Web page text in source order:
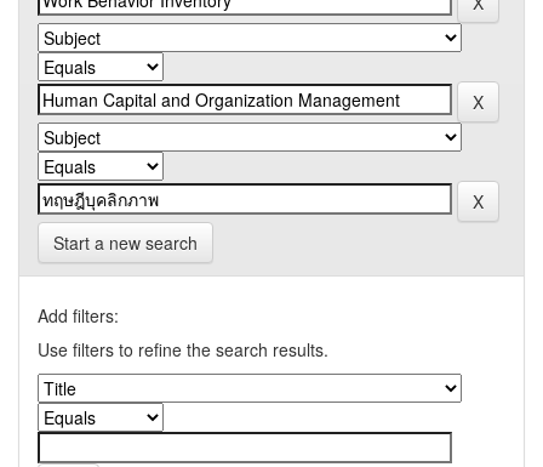
Start a new search
Add filters:
Use filters to refine the search results.